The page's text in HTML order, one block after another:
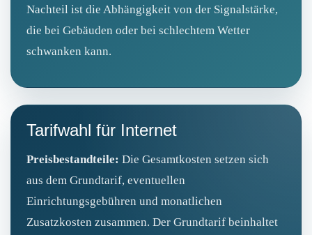
Nachteil ist die Abhängigkeit von der Signalstärke,
die bei Gebäuden oder bei schlechtem Wetter
schwanken kann.
Tarifwahl für Internet
Preisbestandteile: Die Gesamtkosten setzen sich
aus dem Grundtarif, eventuellen
Einrichtungsgebühren und monatlichen
Zusatzkosten zusammen. Der Grundtarif beinhaltet